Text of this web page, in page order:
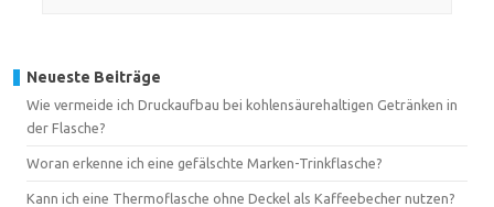
Neueste Beiträge
Wie vermeide ich Druckaufbau bei kohlensäurehaltigen Getränken in
der Flasche?
Woran erkenne ich eine gefälschte Marken-Trinkflasche?
Kann ich eine Thermoflasche ohne Deckel als Kaffeebecher nutzen?